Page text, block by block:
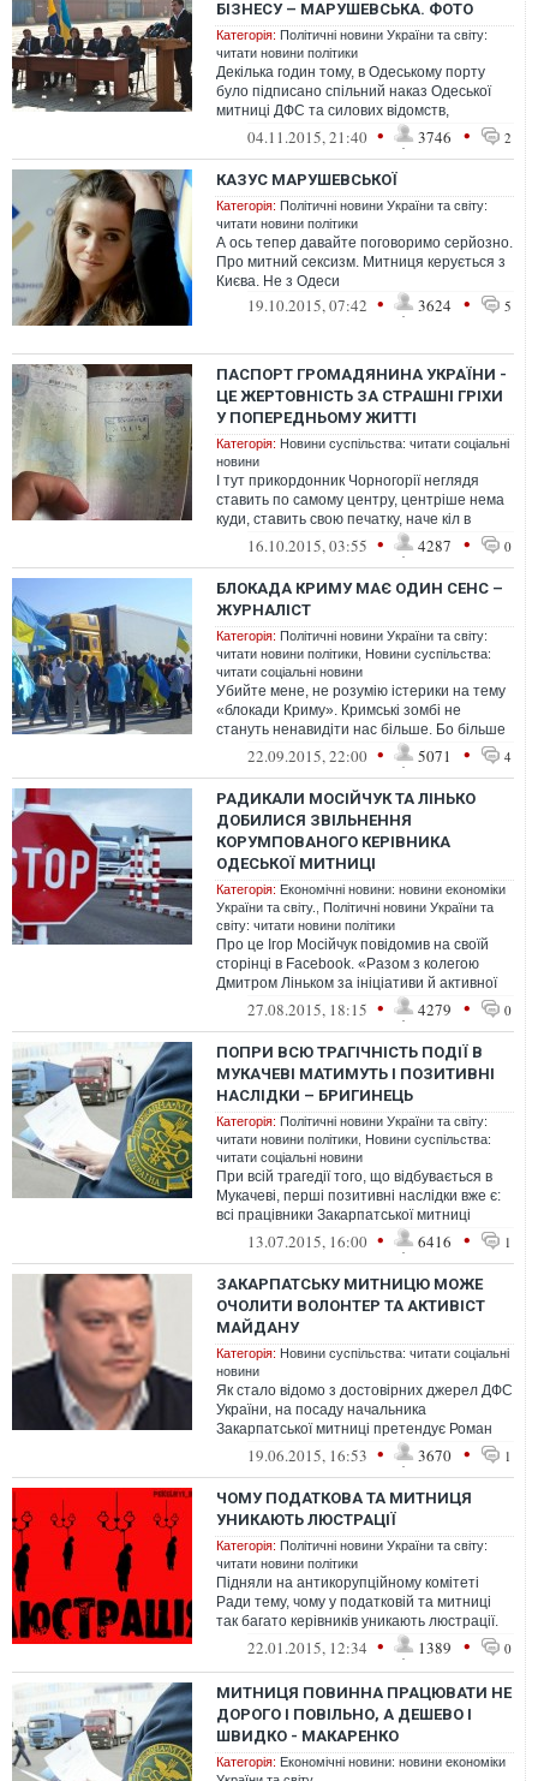
БІЗНЕСУ – МАРУШЕВСЬКА. ФОТО
Категорія: Політичні новини України та світу:
читати новини політики
Декілька годин тому, в Одеському порту
було підписано спільний наказ Одеської
митниці ДФС та силових відомств,
спрямований на значне зменшення
04.11.2015, 21:40 • 3746 • 2
КАЗУС МАРУШЕВСЬКОЇ
Категорія: Політичні новини України та світу:
читати новини політики
А ось тепер давайте поговоримо серйозно.
Про митний сексизм. Митниця керується з
Києва. Не з Одеси
19.10.2015, 07:42 • 3624 • 5
ПАСПОРТ ГРОМАДЯНИНА УКРАЇНИ -
ЦЕ ЖЕРТОВНІСТЬ ЗА СТРАШНІ ГРІХИ
У ПОПЕРЕДНЬОМУ ЖИТТІ
Категорія: Новини суспільства: читати соціальні
новини
І тут прикордонник Чорногорії неглядя
ставить по самому центру, центріше нема
куди, ставить свою печатку, наче кіл в
серце, за всі минулі гріхи, напев...
16.10.2015, 03:55 • 4287 • 0
БЛОКАДА КРИМУ МАЄ ОДИН СЕНС –
ЖУРНАЛІСТ
Категорія: Політичні новини України та світу:
читати новини політики Новини суспільства:
читати соціальні новини
Убийте мене, не розумію істерики на тему
«блокади Криму». Кримські зомбі не
стануть ненавидіти нас більше. Бо більше
нема куди. Але і з голоду не здох...
22.09.2015, 22:00 • 5071 • 4
РАДИКАЛИ МОСІЙЧУК ТА ЛІНЬКО
ДОБИЛИСЯ ЗВІЛЬНЕННЯ
КОРУМПОВАНОГО КЕРІВНИКА
ОДЕСЬКОЇ МИТНИЦІ
Категорія: Економічні новини: новини економіки
України та світу.
Політичні новини України та
світу: читати новини політики
Про це Ігор Мосійчук повідомив на своїй
сторінці в Facebook. «Разом з колегою
Дмитром Ліньком за ініціативи й активної
підтримки одеських громадських ...
27.08.2015, 18:15 • 4279 • 0
ПОПРИ ВСЮ ТРАГІЧНІСТЬ ПОДІЇ В
МУКАЧЕВІ МАТИМУТЬ І ПОЗИТИВНІ
НАСЛІДКИ – БРИГИНЕЦЬ
Категорія: Політичні новини України та світу:
читати новини політики Новини суспільства:
читати соціальні новини
При всій трагедії того, що відбувається в
Мукачеві, перші позитивні наслідки вже є:
всі працівники Закарпатської митниці
будуть звільнені. Давно пора....
13.07.2015, 16:00 • 6416 • 1
ЗАКАРПАТСЬКУ МИТНИЦЮ МОЖЕ
ОЧОЛИТИ ВОЛОНТЕР ТА АКТИВІСТ
МАЙДАНУ
Категорія: Новини суспільства: читати соціальні
новини
Як стало відомо з достовірних джерел ДФС
України, на посаду начальника
Закарпатської митниці претендує Роман
Крутяк, волонтер та ініціатор благодійног...
19.06.2015, 16:53 • 3670 • 1
ЧОМУ ПОДАТКОВА ТА МИТНИЦЯ
УНИКАЮТЬ ЛЮСТРАЦІЇ
Категорія: Політичні новини України та світу:
читати новини політики
Підняли на антикорупційному комітеті
Ради тему, чому у податковій та митниці
так багато керівників уникають люстрації.
Назвали їхні прізвища керівнику...
22.01.2015, 12:34 • 1389 • 0
МИТНИЦЯ ПОВИННА ПРАЦЮВАТИ НЕ
ДОРОГО І ПОВІЛЬНО, А ДЕШЕВО І
ШВИДКО - МАКАРЕНКО
Категорія: Економічні новини: новини економіки